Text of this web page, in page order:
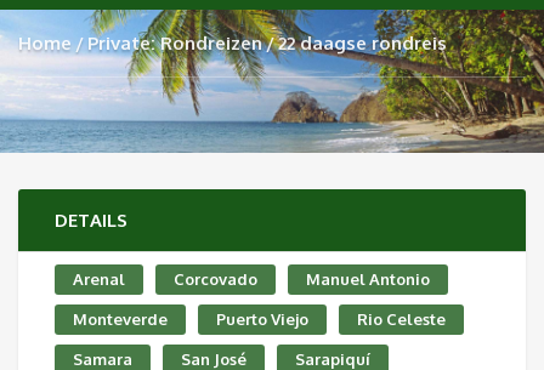
Home Private: Rondreizen 22 daagse rondreis
DETAILS
Arenal Corcovado Manuel Antonio
Monteverde Puerto Viejo Rio Celeste
Samara San José Sarapiquí